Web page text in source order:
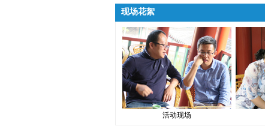
现场花絮
活动现场